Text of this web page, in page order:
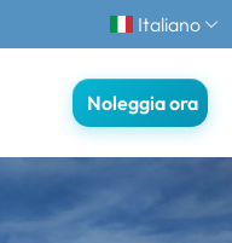
Italiano
Noleggia ora